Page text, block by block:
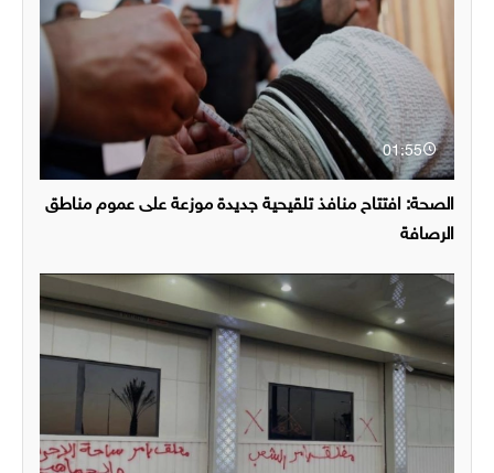
01:55
الصحة: افتتاح منافذ تلقيحية جديدة موزعة على عموم مناطق
الرصافة